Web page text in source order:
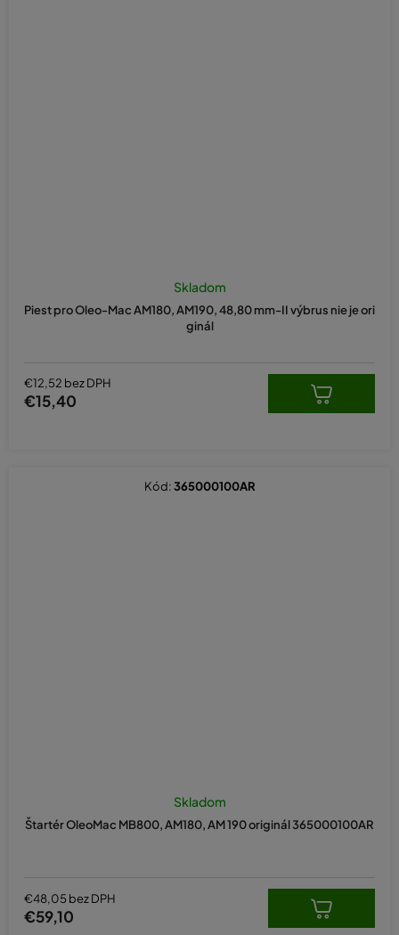
Piest pro Oleo-Mac AM180, AM190, 48,80 mm-II výbrus nie je ori
ginál
Skladom
€12,52 bez DPH
€15,40
Štartér OleoMac MB800, AM180, AM 190 originál 365000100AR
Skladom
€48,05 bez DPH
€59,10
Kód:365000100AR